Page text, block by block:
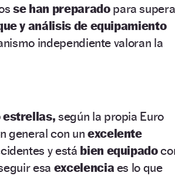
se han preparadopara
y análisis de equipamiento
independiente valoran la
estrellas, según la propia Euro
general con un excelente
y está bien equipado
esa excelencia es lo que